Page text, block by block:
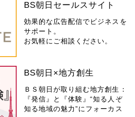
BS朝日セールスサイト
効果的な広告配信でビジネスを
サポート。
お気軽にご相談ください。
BS朝日×地方創生
ＢＳ朝日が取り組む地方創生：
『発信』と『体験』“知る人ぞ
知る地域の魅力”にフォーカス